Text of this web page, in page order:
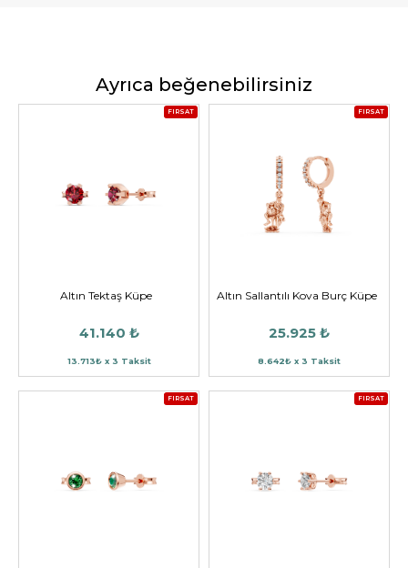
Ayrıca beğenebilirsiniz
FIRSAT
Altın Tektaş Küpe
41.140 ₺
13.713₺ x 3 Taksit
FIRSAT
Altın Sallantılı Kova Burç Küpe
25.925 ₺
8.642₺ x 3 Taksit
FIRSAT FIRSAT